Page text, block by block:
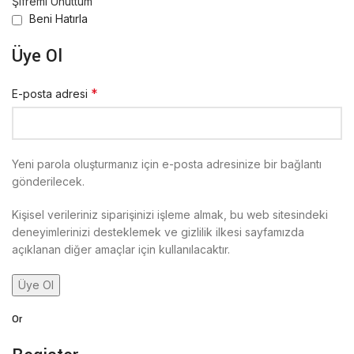
Beni Hatırla
Üye Ol
E-posta adresi *
Yeni parola oluşturmanız için e-posta adresinize bir bağlantı
gönderilecek.
Kişisel verileriniz siparişinizi işleme almak, bu web sitesindeki
deneyimlerinizi desteklemek ve gizlilik ilkesi sayfamızda
açıklanan diğer amaçlar için kullanılacaktır.
Üye Ol
Or